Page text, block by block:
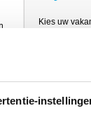
Kies uw